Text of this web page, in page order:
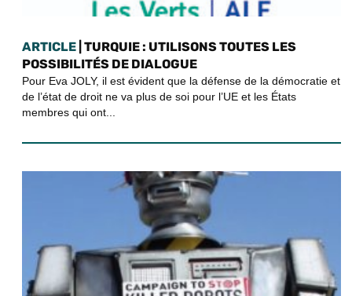
ARTICLE | TURQUIE : UTILISONS TOUTES LES
POSSIBILITÉS DE DIALOGUE
Pour Eva JOLY, il est évident que la défense de la démocratie et
de l’état de droit ne va plus de soi pour l’UE et les États
membres qui ont...